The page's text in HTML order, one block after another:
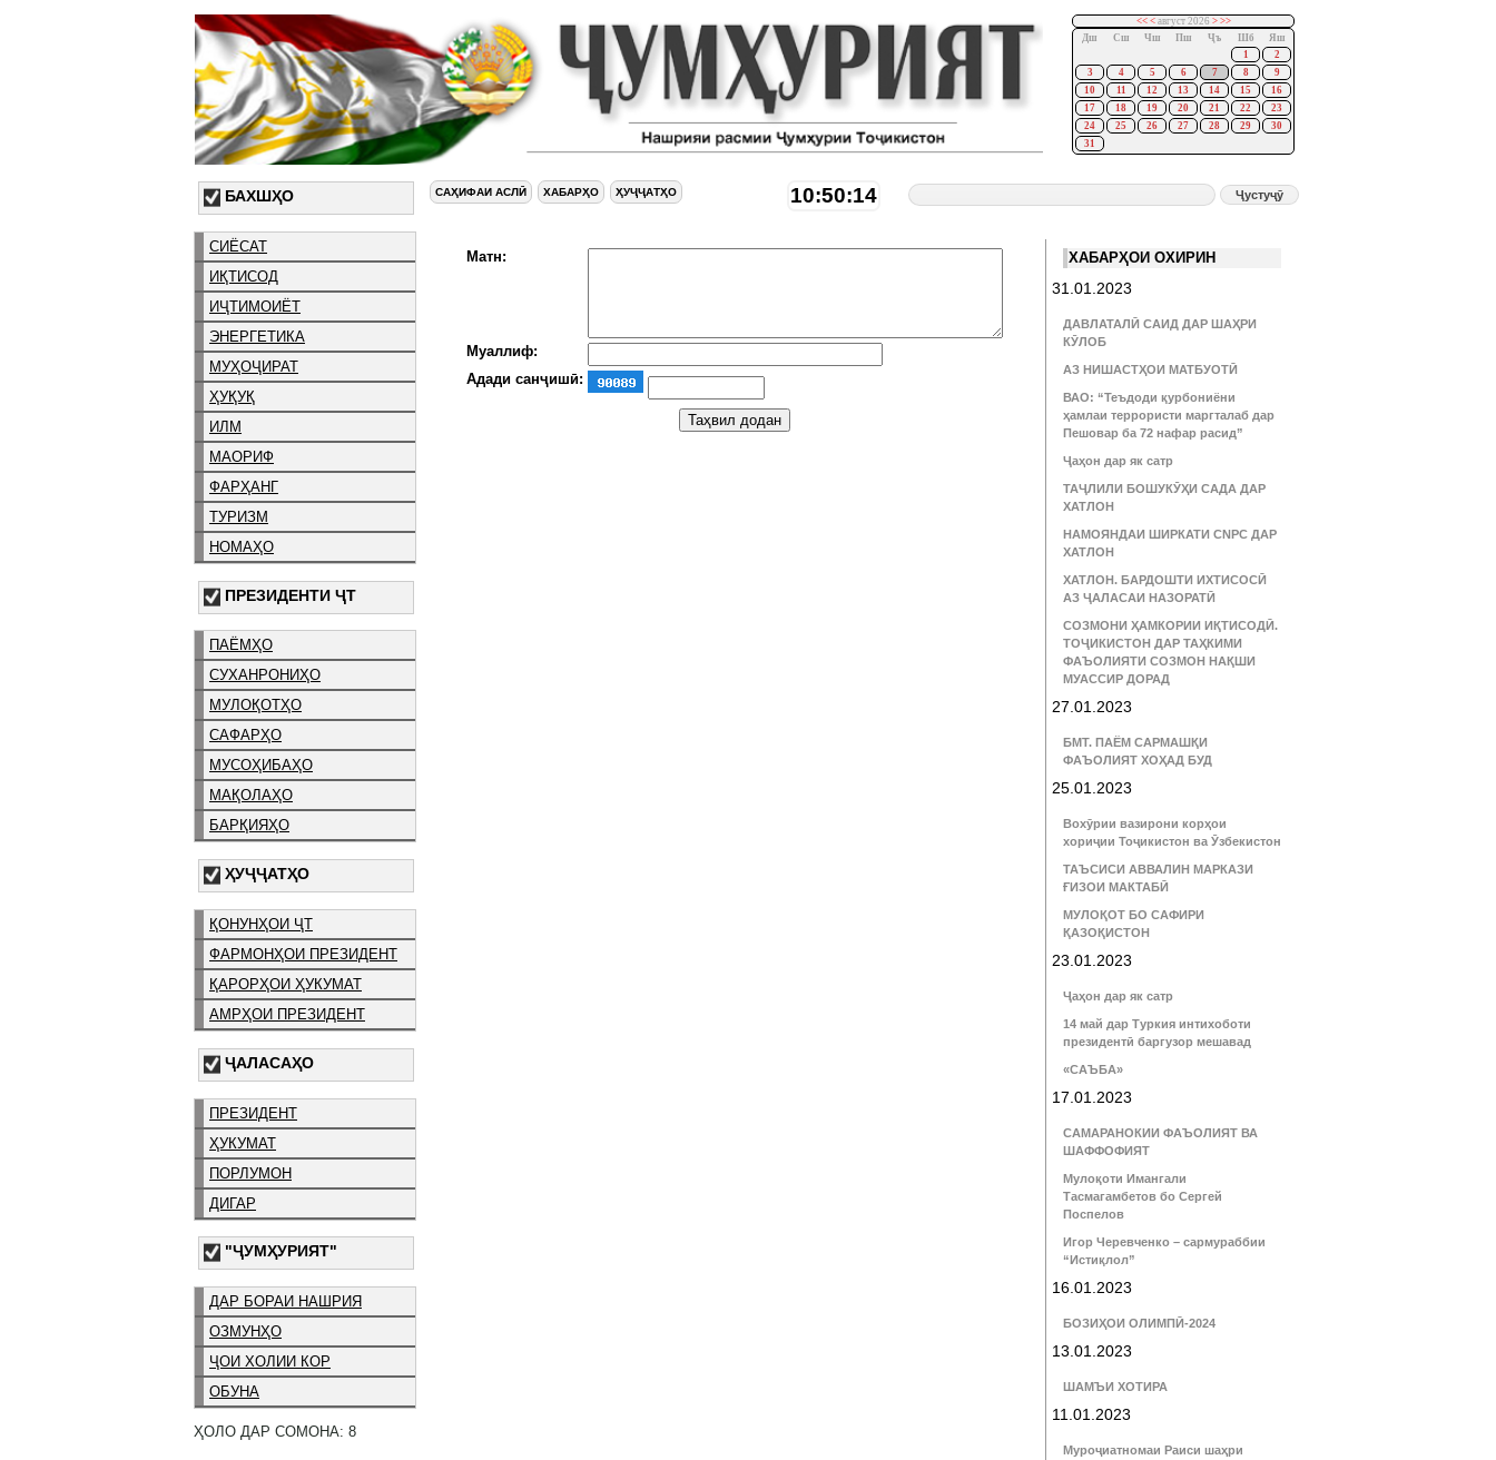
<< <август 2026 > >>
Дш
Сш Чш Пш Ҷъ Шб
Яш
1
2
3
4 5 6 7 8
9
10
11 12 13 14 15
16
17
18 19 20 21 22
23
24
25 26 27 28 29
30
31
БАХШҲО
СИЁСАТ
ИҚТИСОД
ИҶТИМОИЁТ
ЭНЕРГЕТИКА
МУҲОҶИРАТ
ҲУҚУҚ
ИЛМ
МАОРИФ
ФАРҲАНГ
ТУРИЗМ
НОМАҲО
ПРЕЗИДЕНТИ ҶТ
ПАЁМҲО
СУХАНРОНИҲО
МУЛОҚОТҲО
САФАРҲО
МУСОҲИБАҲО
МАҚОЛАҲО
БАРҚИЯҲО
ҲУҶҶАТҲО
ҚОНУНҲОИ ҶТ
ФАРМОНҲОИ ПРЕЗИДЕНТ
ҚАРОРҲОИ ҲУКУМАТ
АМРҲОИ ПРЕЗИДЕНТ
ҶАЛАСАҲО
ПРЕЗИДЕНТ
ҲУКУМАТ
ПОРЛУМОН
ДИГАР
"ҶУМҲУРИЯТ"
ДАР БОРАИ НАШРИЯ
ОЗМУНҲО
ҶОИ ХОЛИИ КОР
ОБУНА
ҲОЛО ДАР СОМОНА: 8
САҲИФАИ АСЛӢ ХАБАРҲО ҲУҶҶАТҲО 10:50:14
Матн:
Муаллиф:
Адади санҷишӣ:
ХАБАРҲОИ ОХИРИН
31.01.2023
ДАВЛАТАЛӢ САИД ДАР ШАҲРИ
КӮЛОБ
АЗ НИШАСТҲОИ МАТБУОТӢ
ВАО: “Теъдоди қурбониёни
ҳамлаи террористи маргталаб дар
Пешовар ба 72 нафар расид”
Ҷаҳон дар як сатр
ТАҶЛИЛИ БОШУКӮҲИ САДА ДАР
ХАТЛОН
НАМОЯНДАИ ШИРКАТИ CNPC ДАР
ХАТЛОН
ХАТЛОН. БАРДОШТИ ИХТИСОСӢ
АЗ ҶАЛАСАИ НАЗОРАТӢ
СОЗМОНИ ҲАМКОРИИ ИҚТИСОДӢ.
ТОҶИКИСТОН ДАР ТАҲКИМИ
ФАЪОЛИЯТИ СОЗМОН НАҚШИ
МУАССИР ДОРАД
27.01.2023
БМТ. ПАЁМ САРМАШҚИ
ФАЪОЛИЯТ ХОҲАД БУД
25.01.2023
Вохӯрии вазирони корҳои
хориҷии Тоҷикистон ва Ӯзбекистон
ТАЪСИСИ АВВАЛИН МАРКАЗИ
ҒИЗОИ МАКТАБӢ
МУЛОҚОТ БО САФИРИ
ҚАЗОҚИСТОН
23.01.2023
Ҷаҳон дар як сатр
14 май дар Туркия интихоботи
президентӣ баргузор мешавад
«САЪБА»
17.01.2023
САМАРАНОКИИ ФАЪОЛИЯТ ВА
ШАФФОФИЯТ
Мулоқоти Имангали
Тасмагамбетов бо Сергей
Поспелов
Игор Черевченко – сармураббии
“Истиқлол”
16.01.2023
БОЗИҲОИ ОЛИМПӢ-2024
13.01.2023
ШАМЪИ ХОТИРА
11.01.2023
Муроҷиатномаи Раиси шаҳри